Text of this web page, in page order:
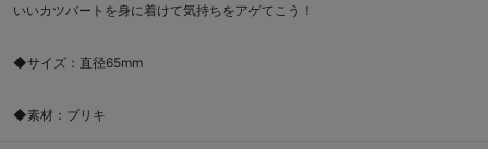
いいカツバートを身に着けて気持ちをアゲてこう！
◆サイズ：直径65mm
◆素材：ブリキ